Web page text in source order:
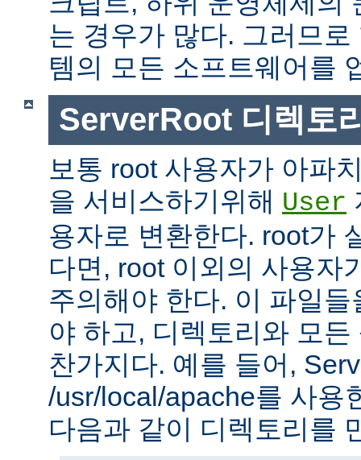
는 경우가 많다. 그러므
템의 모든 소프트웨어를
ServerRoot 디렉토
보통 root 사용자가 아파
을 서비스하기위해 User
용자로 변환한다. root가
다면, root 이외의 사용자
주의해야 한다. 이 파일
야 하고, 디렉토리와 모
찬가지다. 예를 들어,
/usr/local/apache를 사용
다음과 같이 디렉토리를